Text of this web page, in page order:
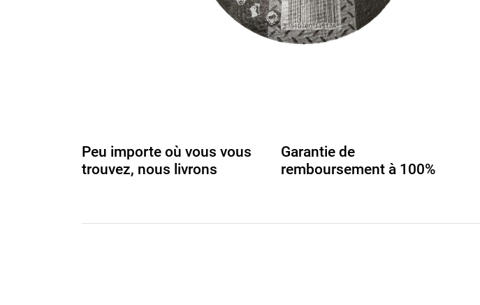
Peu importe où vous vous
trouvez, nous livrons
Garantie de
remboursement à 100%